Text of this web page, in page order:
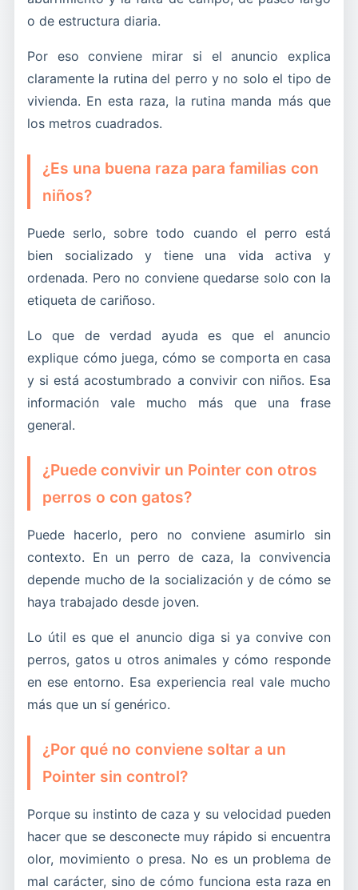
o de estructura diaria.
Por eso conviene mirar si el anuncio explica
claramente la rutina del perro y no solo el tipo de
vivienda. En esta raza, la rutina manda más que
los metros cuadrados.
¿Es una buena raza para familias con
niños?
Puede serlo, sobre todo cuando el perro está
bien socializado y tiene una vida activa y
ordenada. Pero no conviene quedarse solo con la
etiqueta de cariñoso.
Lo que de verdad ayuda es que el anuncio
explique cómo juega, cómo se comporta en casa
y si está acostumbrado a convivir con niños. Esa
información vale mucho más que una frase
general.
¿Puede convivir un Pointer con otros
perros o con gatos?
Puede hacerlo, pero no conviene asumirlo sin
contexto. En un perro de caza, la convivencia
depende mucho de la socialización y de cómo se
haya trabajado desde joven.
Lo útil es que el anuncio diga si ya convive con
perros, gatos u otros animales y cómo responde
en ese entorno. Esa experiencia real vale mucho
más que un sí genérico.
¿Por qué no conviene soltar a un
Pointer sin control?
Porque su instinto de caza y su velocidad pueden
hacer que se desconecte muy rápido si encuentra
olor, movimiento o presa. No es un problema de
mal carácter, sino de cómo funciona esta raza en